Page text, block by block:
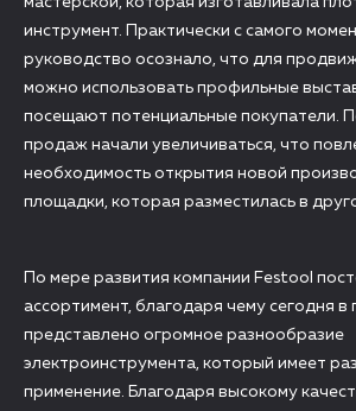
инструмент. Практически с самого
руководство осознало, что для
можно использовать профильные
посещают потенциальные покупатели.
продаж начали увеличиваться, что
необходимость открытия новой
площадки, которая разместилась в
По мере развития компании Festool
ассортимент, благодаря чему сегодня
представлено огромное разнообразие
электроинструмента, который имеет
применение. Благодаря высокому